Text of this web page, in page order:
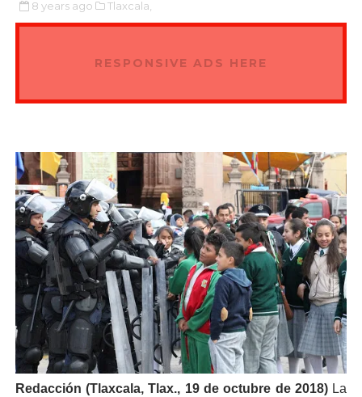
8 years ago Tlaxcala,
RESPONSIVE ADS HERE
Redacción (Tlaxcala, Tlax., 19 de octubre de 2018)La